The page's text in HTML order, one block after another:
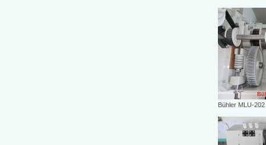
Bühler MLU-202